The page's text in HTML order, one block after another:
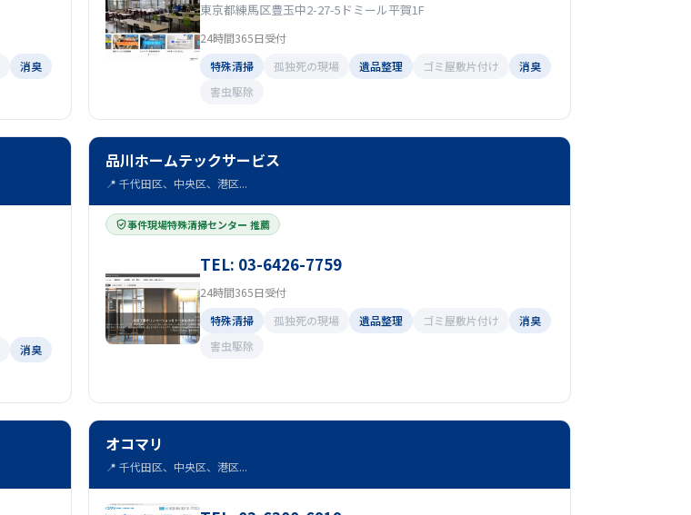
消臭
東京都練馬区豊玉中2-27-5ドミール平賀1F
24時間365日受付
特殊清掃
孤独死の現場 遺品整理 ゴミ屋敷片付け
消臭
害虫駆除
消臭
品川ホームテックサービス
📍 千代田区、中央区、港区...
事件現場特殊清掃センター 推薦
TEL: 03-6426-7759
24時間365日受付
特殊清掃
孤独死の現場 遺品整理 ゴミ屋敷片付け
消臭
害虫駆除
オコマリ
📍 千代田区、中央区、港区...